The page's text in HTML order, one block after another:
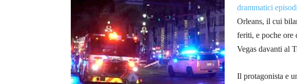
drammatici
Orleans, il cui
feriti, e poche ore
Vegas davanti al
Il protagonista e